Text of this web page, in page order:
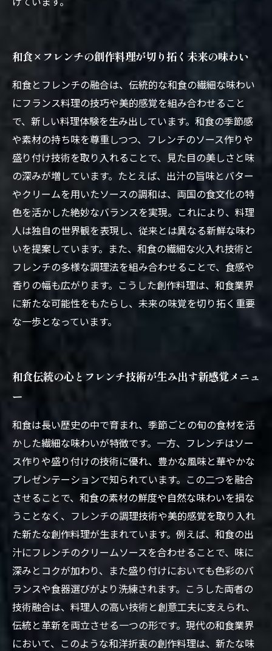
和食×フレンチの創作料理が切り拓く未来の味わい
和食とフレンチの融合は、伝統的な和食の繊細な味わい
にフランス料理の技巧や美的感覚を組み合わせること
で、新しい料理体験を生み出しています。和食の季節感
や素材の持ち味を尊重しつつ、フレンチのソース作りや
盛り付け技術を取り入れることで、見た目の美しさと味
の深みが増しています。たとえば、出汁の旨味とバター
やクリームを用いたソースの調和は、両国の食文化の特
色を活かした絶妙なバランスを実現。これにより、料理
人は独自の世界観を表現し、従来とは異なる新鮮な味わ
いを提案しています。また、和食の繊細な火入れ技術と
フレンチの多様な調理法を組み合わせることで、食感や
香りの幅も広がります。こうした創作料理は、和食業界
に新たな可能性をもたらし、未来の味覚を切り拓く重要
な一歩となっています。
和食伝統の心とフレンチ技術が生み出す新感覚メニュ
ー
和食は長い歴史の中で育まれ、季節ごとの旬の食材を活
かした繊細な味わいが特徴です。一方、フレンチはソー
ス作りや盛り付けの技術に優れ、豊かな風味と華やかな
プレゼンテーションで知られています。この二つを融合
させることで、和食の素材の鮮度や自然な味わいを損な
うことなく、フレンチの調理技術や美的感覚を取り入れ
た新たな創作料理が生まれています。例えば、和食の出
汁にフレンチのクリームソースを合わせることで、味に
深みとコクが加わり、また盛り付けにおいても色彩のバ
ランスや食器選びがより洗練されます。こうした両者の
技術融合は、料理人の高い技術と創意工夫に支えられ、
伝統と革新を両立させる一つの形です。現代の和食業界
において、このような和洋折衷の創作料理は、新たな味